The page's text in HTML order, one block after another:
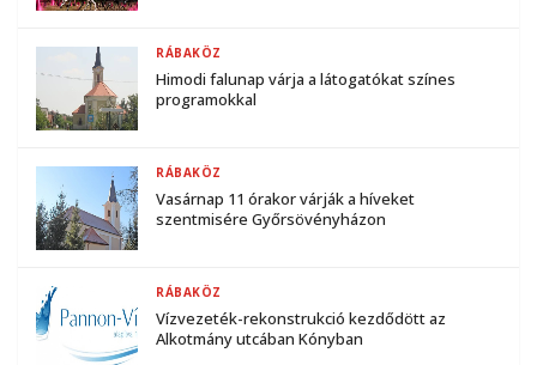
Himodi falunap várja a látogatókat színes
programokkal
RÁBAKÖZ
Vasárnap 11 órakor várják a híveket
szentmisére Győrsövényházon
RÁBAKÖZ
Vízvezeték-rekonstrukció kezdődött az
Alkotmány utcában Kónyban
RÁBAKÖZ